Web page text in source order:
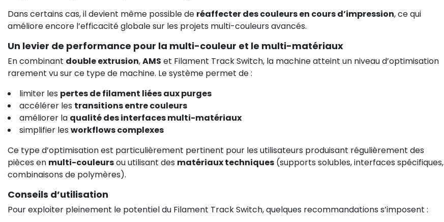
Dans certains cas, il devient même possible de réaffecter des couleurs en cours d’impression, ce qui
améliore encore l’efficacité globale sur les projets multi-couleurs avancés.
Un levier de performance pour la multi-couleur et le multi-matériaux
En combinant double extrusion,AMS et Filament Track Switch, la machine atteint un niveau d’optimisation
rarement vu sur ce type de machine. Le système permet de :
limiter les pertes de filament liées aux purges
accélérer les transitions entre couleurs
améliorer la qualité des interfaces multi-matériaux
simplifier les workflows complexes
Ce type d’optimisation est particulièrement pertinent pour les utilisateurs produisant régulièrement des
pièces en multi-couleursou utilisant des matériaux techniques (supports solubles, interfaces spécifiques,
combinaisons de polymères).
Conseils d’utilisation
Pour exploiter pleinement le potentiel du Filament Track Switch, quelques recommandations s’imposent :